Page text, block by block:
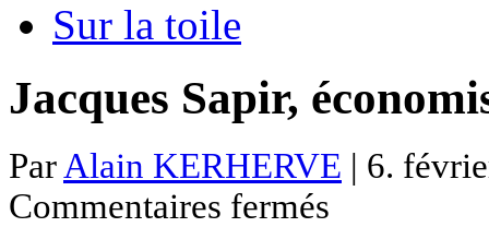
Sur la toile
Jacques Sapir,
Par Alain KERHERVE | 6.
Commentaires fermés